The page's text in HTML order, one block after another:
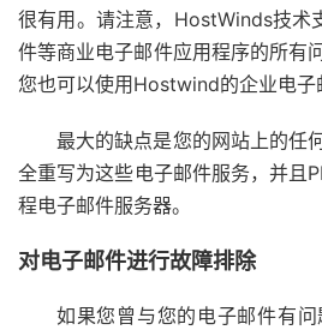
很有用。请注意，HostWinds技术
件等商业电子邮件应用程序的所有
您也可以使用Hostwind的企业电子
最大的缺点是您的网站上的任
全重写为这些电子邮件服务，并且
程电子邮件服务器。
对电子邮件进行故障排除
如果您曾与您的电子邮件有